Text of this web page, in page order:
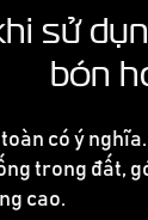
sử
bón
có ý
trong đất,
cao.